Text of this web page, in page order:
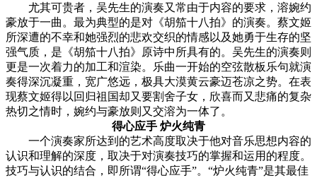
尤其可贵者，吴先生的演奏又常由于内容的要求，溶婉约
豪放于一曲。最为典型的是对《胡笳十八拍》的演奏。蔡文姬
所深遭的不幸和她强烈的悲欢交织的情感以及她勇于生存的坚
强气质，是《胡笳十八拍》原诗中所具有的。吴先生的演奏则
更是一次着力的加工和渲染。乐曲一开始的空弦散板乐句就演
奏得深沉凝重，宽广悠远，极具大漠黄云豪迈苍凉之势。在表
现蔡文姬得以回归祖国却又要割舍子女，欣喜而又悲痛的复杂
热切之情时，婉约与豪放则又交溶为一体了。
得心应手 炉火纯青
一个演奏家所达到的艺术高度取决于他对音乐思想内容的
认识和理解的深度，取决于对演奏技巧的掌握和运用的程度。
技巧与认识的结合，即所谓“得心应手”。“炉火纯青”是其最佳